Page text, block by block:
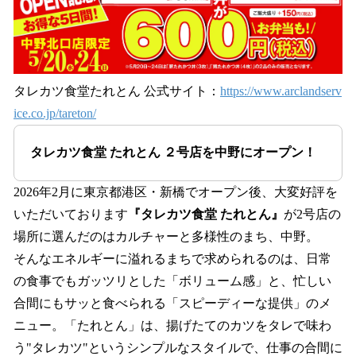
タレカツ食堂たれとん 公式サイト： https://www.arclandserv
ice.co.jp/tareton/
タレカツ食堂 たれとん ２号店を中野にオープン！
2026年2月に東京都港区・新橋でオープン後、大変好評を
いただいております 『タレカツ食堂 たれとん』 が2号店の
場所に選んだのはカルチャーと多様性のまち、中野。
そんなエネルギーに溢れるまちで求められるのは、日常
の食事でもガッツリとした「ボリューム感」と、忙しい
合間にもサッと食べられる「スピーディーな提供」のメ
ニュー。「たれとん」は、揚げたてのカツをタレで味わ
う"タレカツ"というシンプルなスタイルで、仕事の合間に